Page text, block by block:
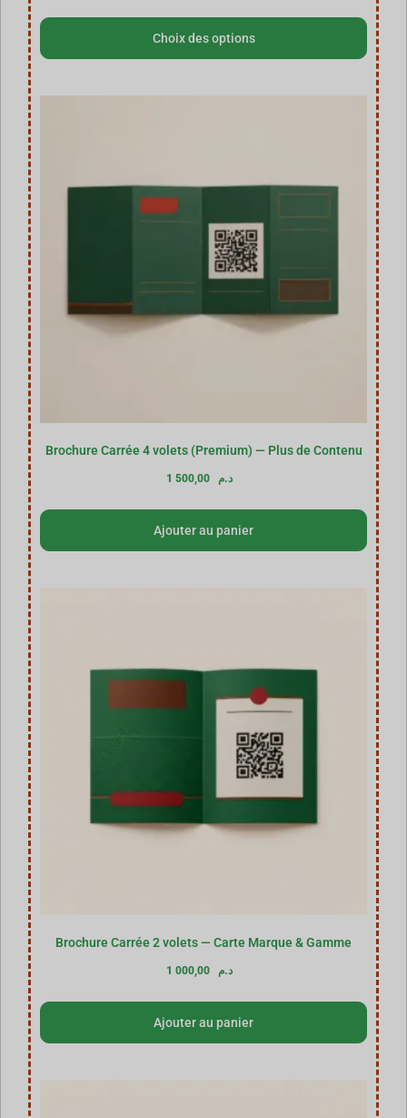
Choix des options
Brochure Carrée 4 volets (Premium) — Plus de Contenu
1 500,00 د.م
Ajouter au panier
Brochure Carrée 2 volets — Carte Marque & Gamme
1 000,00 د.م
Ajouter au panier